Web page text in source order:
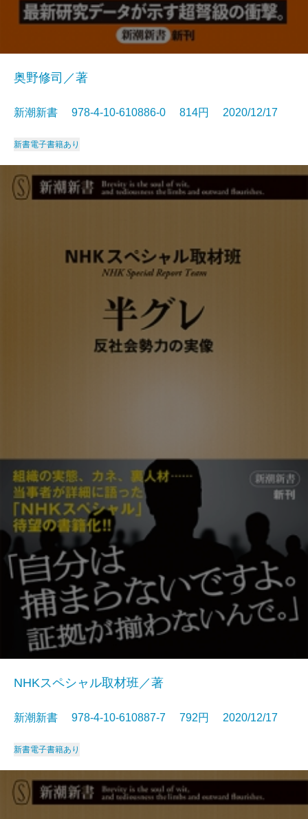
奥野修司／著
新潮新書 978-4-10-610886-0 814円 2020/12/17
新書電子書籍あり
NHKスペシャル取材班／著
新潮新書 978-4-10-610887-7 792円 2020/12/17
新書電子書籍あり